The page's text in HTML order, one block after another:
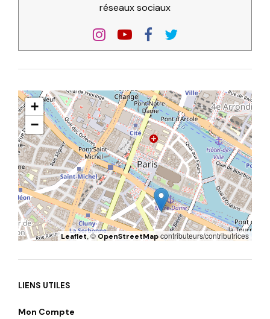
réseaux sociaux
+
−
Leaflet, ©OpenStreetMapcontributeurs/contributrices
LIENS UTILES
Mon Compte